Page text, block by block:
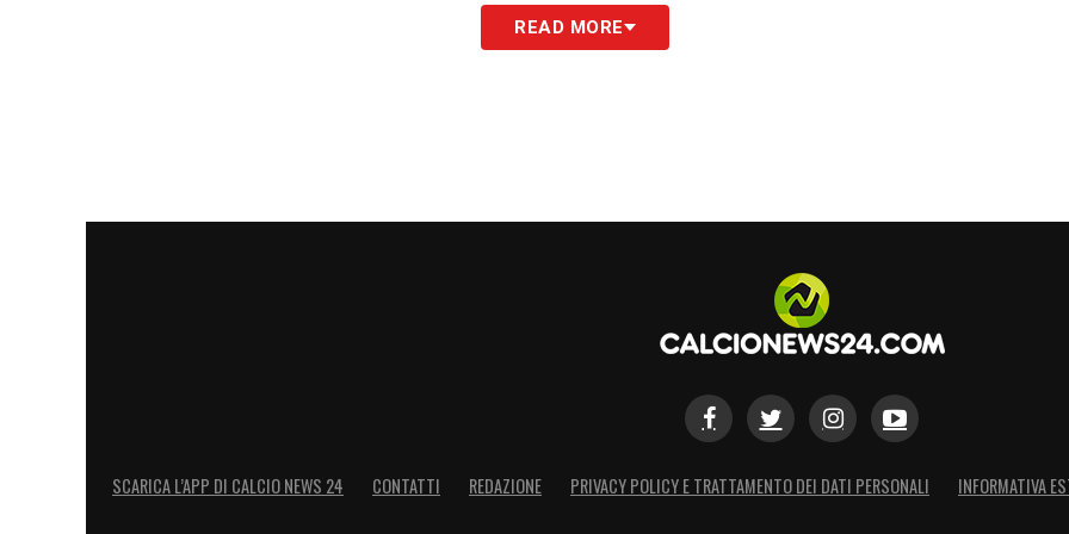
LA PLAYLIST DELLE NOSTRE TOP NEWSREAD MORE
SCARICA L’APP DI CALCIO NEWS 24 CONTATTI REDAZIONE PRIVACY POLICY E TRATTAMENTO DEI DATI PERSONALI INFORMATIVA